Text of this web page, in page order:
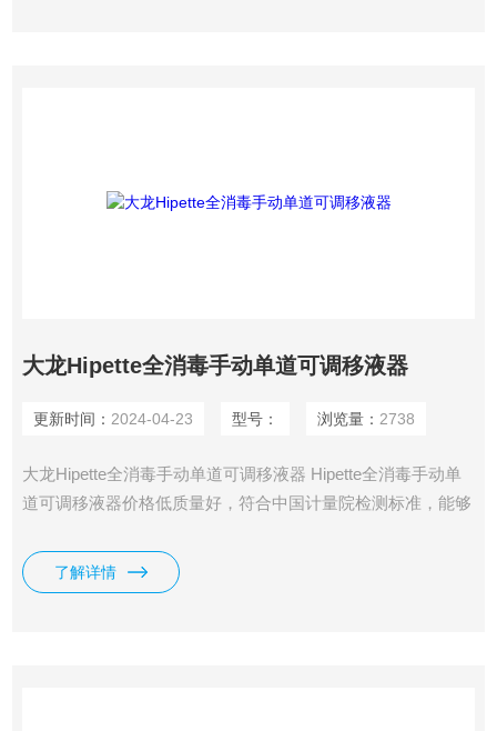
大龙Hipette全消毒手动单道可调移液器
更新时间： 2024-04-23 型号： 浏览量： 2738
大龙Hipette全消毒手动单道可调移液器 Hipette全消毒手动单
道可调移液器价格低质量好，符合中国计量院检测标准，能够
了解详情